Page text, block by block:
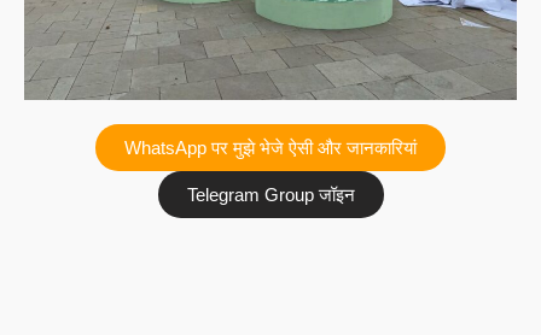
WhatsApp पर मुझे भेजे ऐसी और जानकारियां
Telegram Group जॉइन